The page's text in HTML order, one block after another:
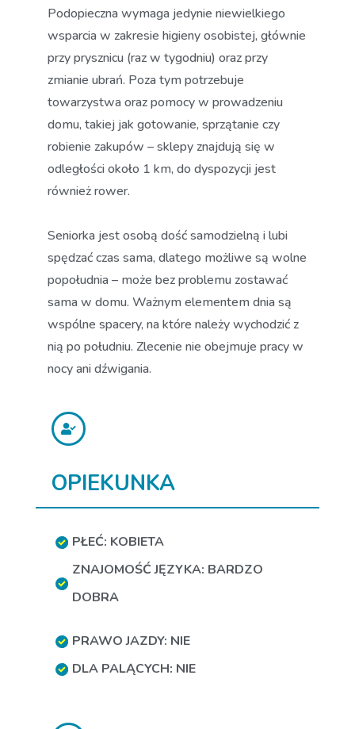
Podopieczna wymaga jedynie niewielkiego
wsparcia w zakresie higieny osobistej, głównie
przy prysznicu (raz w tygodniu) oraz przy
zmianie ubrań. Poza tym potrzebuje
towarzystwa oraz pomocy w prowadzeniu
domu, takiej jak gotowanie, sprzątanie czy
robienie zakupów – sklepy znajdują się w
odległości około 1 km, do dyspozycji jest
również rower.
Seniorka jest osobą dość samodzielną i lubi
spędzać czas sama, dlatego możliwe są wolne
popołudnia – może bez problemu zostawać
sama w domu. Ważnym elementem dnia są
wspólne spacery, na które należy wychodzić z
nią po południu. Zlecenie nie obejmuje pracy w
nocy ani dźwigania.
OPIEKUNKA
PŁEĆ: KOBIETA
ZNAJOMOŚĆ JĘZYKA: BARDZO
DOBRA
PRAWO JAZDY: NIE
DLA PALĄCYCH: NIE